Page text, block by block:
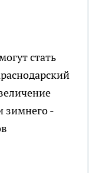
стать
зимнего -